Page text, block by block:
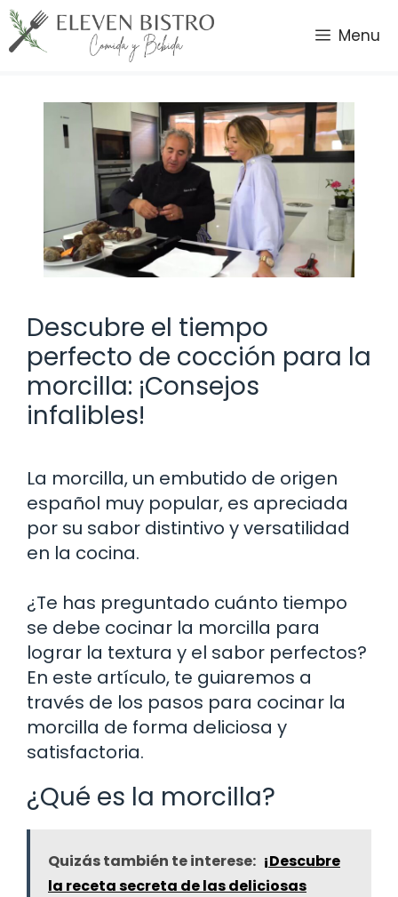
Saltar
al
contenido
Menu
Descubre el tiempo
perfecto de cocción para la
morcilla: ¡Consejos
infalibles!
La morcilla, un embutido de origen
español muy popular, es apreciada
por su sabor distintivo y versatilidad
en la cocina.
¿Te has preguntado cuánto tiempo
se debe cocinar la morcilla para
lograr la textura y el sabor perfectos?
En este artículo, te guiaremos a
través de los pasos para cocinar la
morcilla de forma deliciosa y
satisfactoria.
¿Qué es la morcilla?
Quizás también te interese: ¡Descubre
la receta secreta de las deliciosas